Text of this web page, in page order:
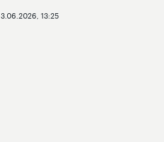
3.06.2026, 13:25